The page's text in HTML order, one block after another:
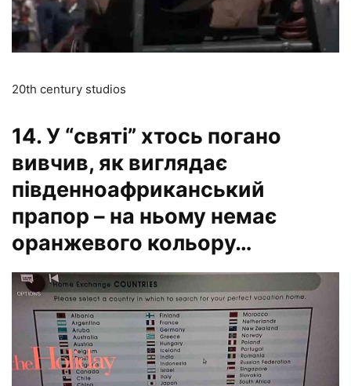
20th century studios
14. У “святі” хтось погано
вивчив, як виглядає
південноафриканський
прапор – на ньому немає
оранжевого кольору…